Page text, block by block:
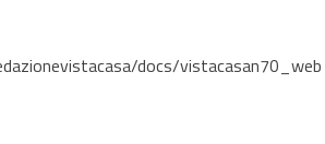
docs/vistacasan70_web